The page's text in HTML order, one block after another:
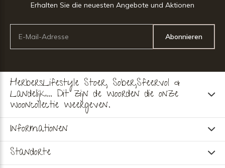
Erhalten Sie die neuesten Angebote und Aktionen
Abonnieren
HerbersLifestyle Stoer, Sober,Sfeervol &
Landelijk... Dit zijn de woorden die onze
wooncollectie weergeven.
Informationen
Standorte